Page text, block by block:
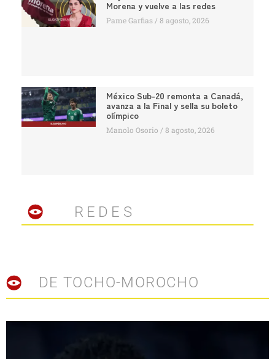
Morena y vuelve a las redes
Pame Garfias 8 agosto, 2026
México Sub-20 remonta a Canadá,
avanza a la Final y sella su boleto
olímpico
Manolo Osorio 8 agosto, 2026
REDES
DE TOCHO-MOROCHO